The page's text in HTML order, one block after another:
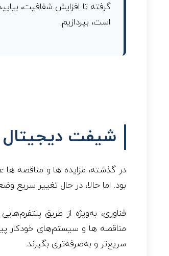
گرفته تا افزایش شفافیت،
است، بپردازیم.
شیفت دیجیتال
در گذشته، مزایده ها و مناقصه
بود. اما حالا، در حال تغییر سریع
مناقصه ها و سیستم‌های خودکار
سریع‌تر و به‌صرفه‌تری بگیرند.